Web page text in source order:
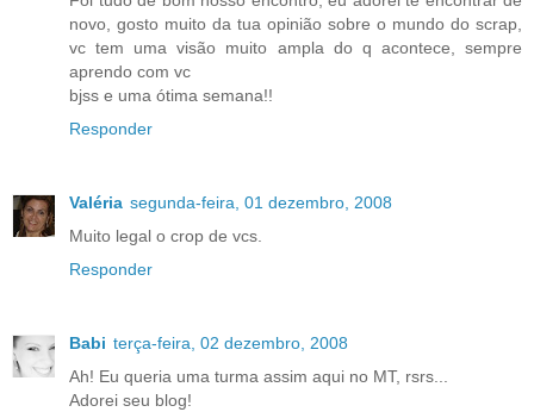
novo, gosto muito da tua opinião sobre o mundo do scrap,
vc tem uma visão muito ampla do q acontece, sempre
aprendo com vc
bjss e uma ótima semana!!
Responder
Valéria segunda-feira, 01 dezembro, 2008
Muito legal o crop de vcs.
Responder
Babi terça-feira, 02 dezembro, 2008
Ah! Eu queria uma turma assim aqui no MT, rsrs...
Adorei seu blog!